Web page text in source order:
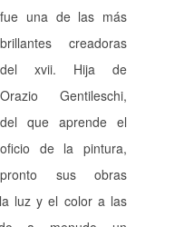
fue una de las más
brillantes creadoras
del xvii. Hija de
Orazio Gentileschi,
del que aprende el
oficio de la pintura,
pronto sus obras
luz y el color a las